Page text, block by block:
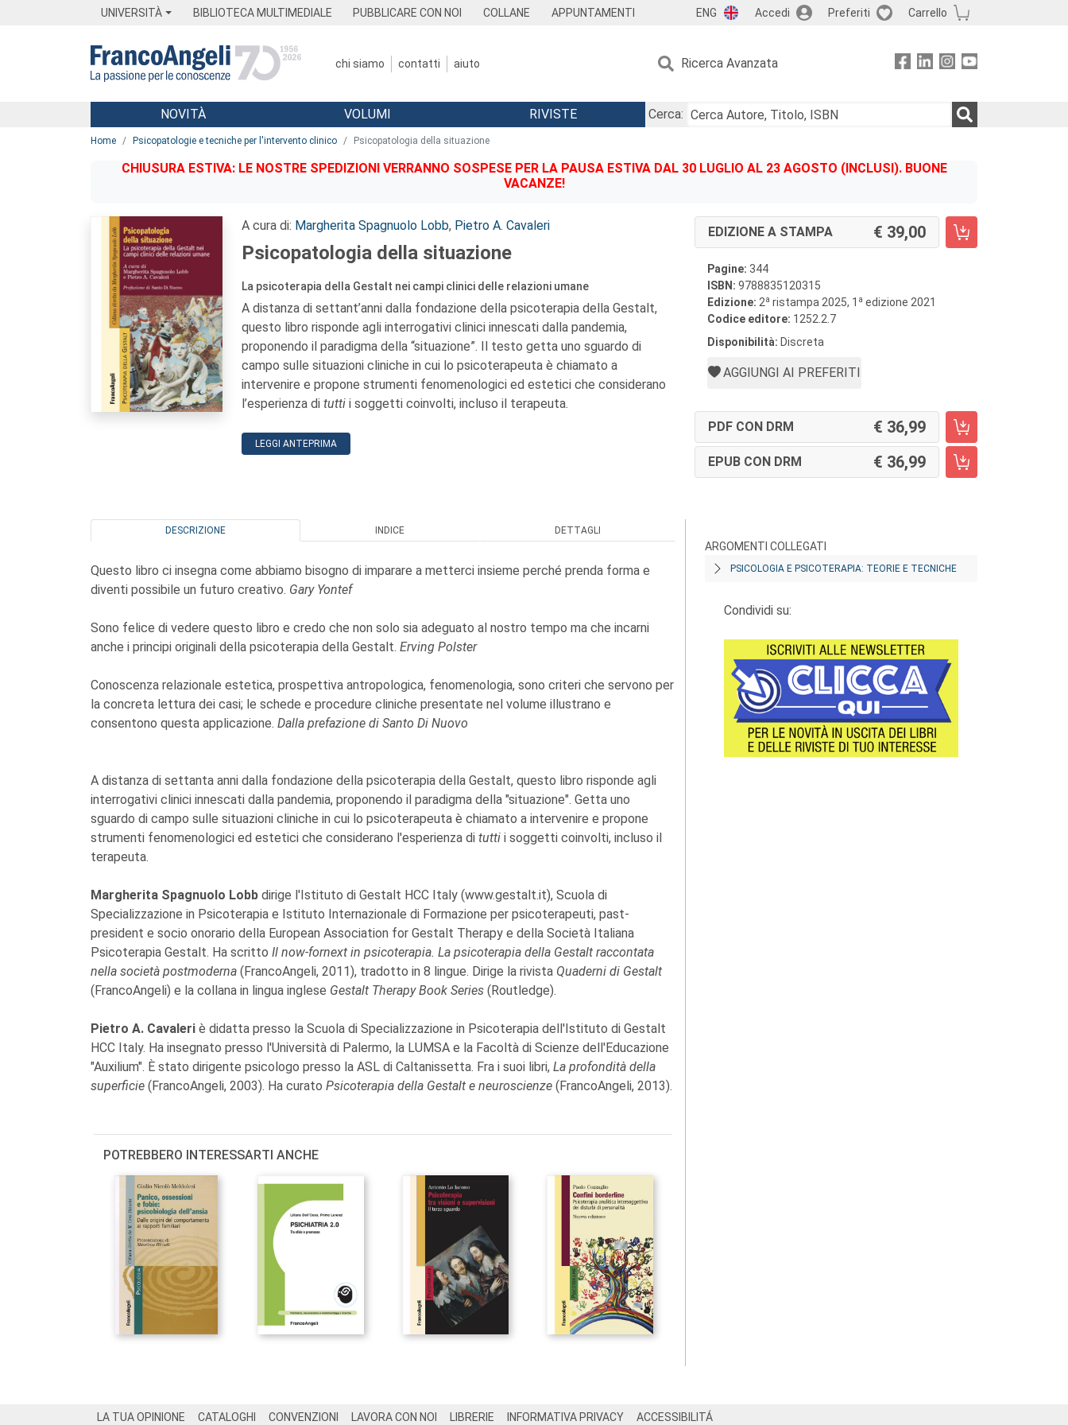
UNIVERSITÀ BIBLIOTECA MULTIMEDIALE PUBBLICARE CON NOI COLLANE APPUNTAMENTI ENG Accedi Preferiti Carrello
chi siamo contatti aiuto Ricerca Avanzata
Menu
NOVITÀ VOLUMI RIVISTE
Cerca:
Home Psicopatologie e tecniche per l'intervento clinico Psicopatologia della situazione
CHIUSURA ESTIVA: LE NOSTRE SPEDIZIONI VERRANNO SOSPESE PER LA PAUSA ESTIVA DAL 30 LUGLIO AL 23 AGOSTO (INCLUSI). BUONE
VACANZE!
A cura di: Margherita Spagnuolo Lobb, Pietro A. Cavaleri
Psicopatologia della situazione
La psicoterapia della Gestalt nei campi clinici delle relazioni umane
A distanza di settant’anni dalla fondazione della psicoterapia della Gestalt,
questo libro risponde agli interrogativi clinici innescati dalla pandemia,
proponendo il paradigma della “situazione”. Il testo getta uno sguardo di
campo sulle situazioni cliniche in cui lo psicoterapeuta è chiamato a
intervenire e propone strumenti fenomenologici ed estetici che considerano
l’esperienza di tutti i soggetti coinvolti, incluso il terapeuta.
LEGGI ANTEPRIMA
EDIZIONE A STAMPA 39,00
Pagine: 344
ISBN: 9788835120315
Edizione: 2a ristampa 2025, 1 a edizione 2021
Codice editore: 1252.2.7
Disponibilità: Discreta
AGGIUNGI AI PREFERITI
PDF CON DRM 36,99
EPUB CON DRM 36,99
DESCRIZIONE INDICE DETTAGLI
Questo libro ci insegna come abbiamo bisogno di imparare a metterci insieme perché prenda forma e
diventi possibile un futuro creativo. Gary Yontef
Sono felice di vedere questo libro e credo che non solo sia adeguato al nostro tempo ma che incarni
anche i principi originali della psicoterapia della Gestalt. Erving Polster
Conoscenza relazionale estetica, prospettiva antropologica, fenomenologia, sono criteri che servono per
la concreta lettura dei casi; le schede e procedure cliniche presentate nel volume illustrano e
consentono questa applicazione. Dalla prefazione di Santo Di Nuovo
A distanza di settanta anni dalla fondazione della psicoterapia della Gestalt, questo libro risponde agli
interrogativi clinici innescati dalla pandemia, proponendo il paradigma della "situazione". Getta uno
sguardo di campo sulle situazioni cliniche in cui lo psicoterapeuta è chiamato a intervenire e propone
strumenti fenomenologici ed estetici che considerano l'esperienza di tutti i soggetti coinvolti, incluso il
terapeuta.
Margherita Spagnuolo Lobb dirige l'Istituto di Gestalt HCC Italy (www.gestalt.it), Scuola di
Specializzazione in Psicoterapia e Istituto Internazionale di Formazione per psicoterapeuti, past-
president e socio onorario della European Association for Gestalt Therapy e della Società Italiana
Psicoterapia Gestalt. Ha scritto Il now-fornext in psicoterapia. La psicoterapia della Gestalt raccontata
nella società postmoderna (FrancoAngeli, 2011), tradotto in 8 lingue. Dirige la rivista Quaderni di Gestalt
(FrancoAngeli) e la collana in lingua inglese Gestalt Therapy Book Series (Routledge).
Pietro A. Cavaleri è didatta presso la Scuola di Specializzazione in Psicoterapia dell'Istituto di Gestalt
HCC Italy. Ha insegnato presso l'Università di Palermo, la LUMSA e la Facoltà di Scienze dell'Educazione
"Auxilium". È stato dirigente psicologo presso la ASL di Caltanissetta. Fra i suoi libri, La profondità della
superficie (FrancoAngeli, 2003). Ha curato Psicoterapia della Gestalt e neuroscienze (FrancoAngeli, 2013).
POTREBBERO INTERESSARTI ANCHE
ARGOMENTI COLLEGATI
PSICOLOGIA E PSICOTERAPIA: TEORIE E TECNICHE
Condividi su:
LA TUA OPINIONE CATALOGHI CONVENZIONI LAVORA CON NOI LIBRERIE INFORMATIVA PRIVACY ACCESSIBILITÁ